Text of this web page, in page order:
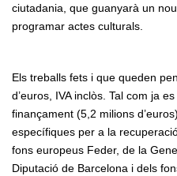
ciutadania, que guanyarà un
programar actes culturals.
Els treballs fets i que queden
d’euros, IVA inclòs. Tal com ja
finançament (5,2 milions
específiques per a la
fons europeus Feder, de la
Diputació de Barcelona i dels